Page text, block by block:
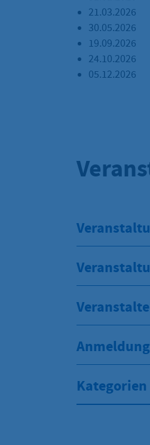
21.03.2026
30.05.2026
19.09.2026
24.10.2026
05.12.2026
Kategorien